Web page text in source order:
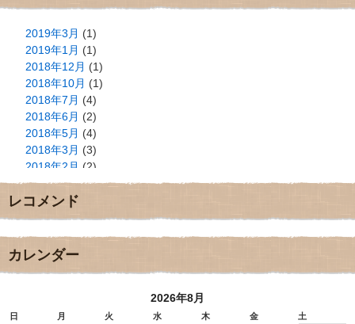
2019年3月 (1)
2019年1月 (1)
2018年12月 (1)
2018年10月 (1)
2018年7月 (4)
2018年6月 (2)
2018年5月 (4)
2018年3月 (3)
2018年2月 (2)
2018年1月(2)
2017年12月
2017年11月(3)
2017年9月
2017年8月
2017年5月
レコメンド
カレンダー
2026年8月
日 月 火 水 木 金 土